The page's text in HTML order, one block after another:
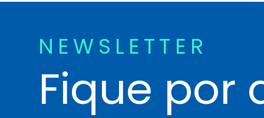
NEWSLETTER
Fique por